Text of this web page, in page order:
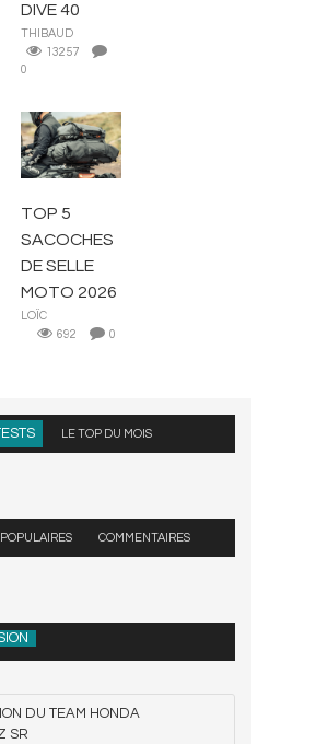
DIVE 40
THIBAUD
13257
0
CONSEILS
TOP 5
SACOCHES
DE SELLE
MOTO 2026
LOÏC
692
0
LE TOP DU MOIS
POPULAIRES COMMENTAIRES
DU TEAM HONDA
SR